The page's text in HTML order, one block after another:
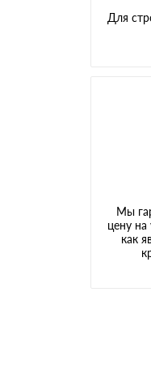
Для
Мы
цену на
как